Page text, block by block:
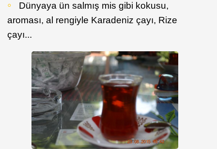
Dünyaya ün salmış mis gibi kokusu,
aroması, al rengiyle Karadeniz çayı, Rize
çayı...